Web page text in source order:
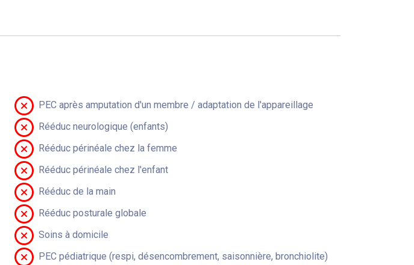
PEC après amputation d'un membre / adaptation de l'appareillage
Rééduc neurologique (enfants)
Rééduc périnéale chez la femme
Rééduc périnéale chez l'enfant
Rééduc de la main
Rééduc posturale globale
Soins à domicile
PEC pédiatrique (respi, désencombrement, saisonnière, bronchiolite)